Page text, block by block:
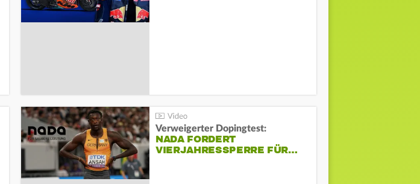
Verweigerter Dopingtest:
NADA FORDERT
VIERJAHRESSPERRE FÜR…